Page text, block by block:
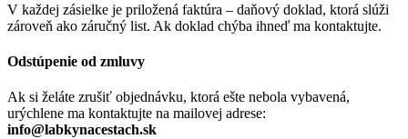
V každej zásielke je priložená faktúra – daňový doklad, ktorá slúži
zároveň ako záručný list. Ak doklad chýba ihneď ma kontaktujte.
Odstúpenie od zmluvy
Ak si želáte zrušiť objednávku, ktorá ešte nebola vybavená,
urýchlene ma kontaktujte na mailovej adrese:
info@labkynacestach.sk